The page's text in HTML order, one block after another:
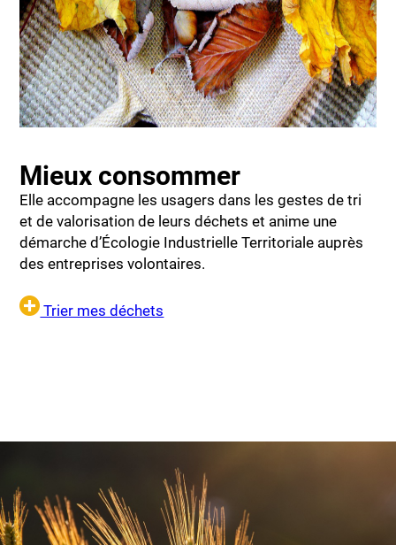
Mieux consommer
Elle accompagne les usagers dans les gestes de tri
et de valorisation de leurs déchets et anime une
démarche d’Écologie Industrielle Territoriale auprès
des entreprises volontaires.
Trier mes déchets